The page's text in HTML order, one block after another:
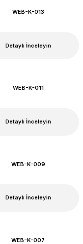
WEB-K-013
Detaylı İnceleyin
WEB-K-011
Detaylı İnceleyin
WEB-K-009
Detaylı İnceleyin
WEB-K-007